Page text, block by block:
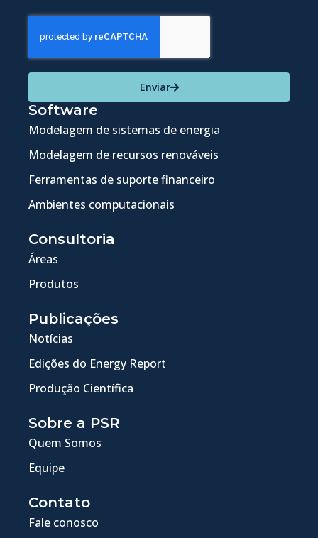
Enviar
Software
Modelagem de sistemas de energia
Modelagem de recursos renováveis
Ferramentas de suporte financeiro
Ambientes computacionais
Consultoria
Áreas
Produtos
Publicações
Notícias
Edições do Energy Report
Produção Científica
Sobre a PSR
Quem Somos
Equipe
Contato
Fale conosco